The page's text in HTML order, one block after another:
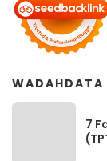
WADAHDATA
7